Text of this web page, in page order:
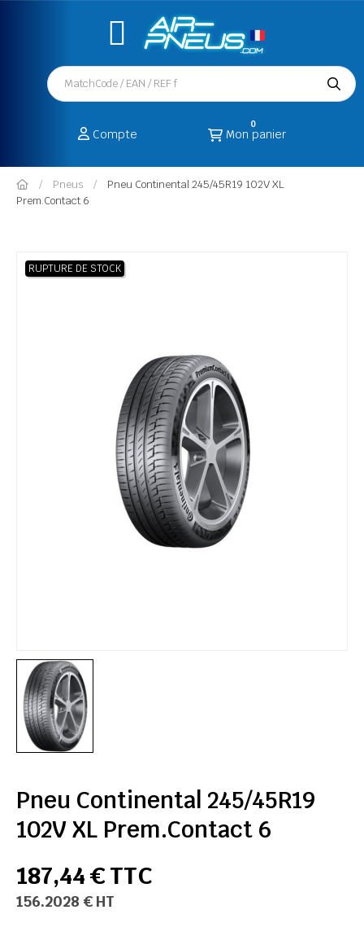
Compte Mon panier
0
Pneus
Pneu Continental 245/45R19 102V XL
Prem.Contact 6
RUPTURE DE STOCK
Pneu Continental 245/45R19
102V XL Prem.Contact 6
187,44 € TTC
156.2028 € HT